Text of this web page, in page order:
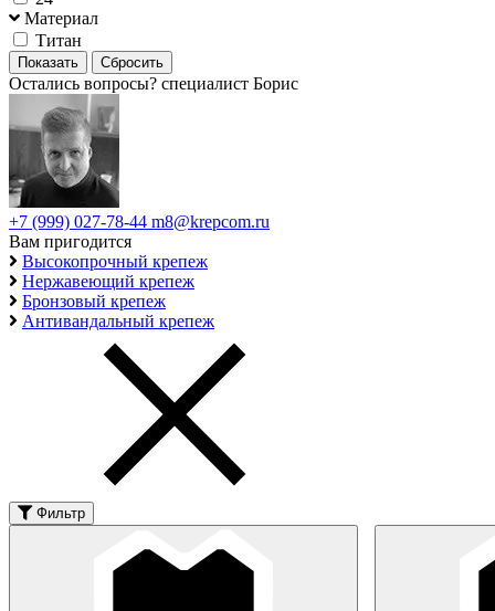
Материал
Титан
Остались вопросы? специалист Борис
+7 (999) 027-78-44 m8@krepcom.ru
Вам пригодится
Высокопрочный крепеж
Нержавеющий крепеж
Бронзовый крепеж
Антивандальный крепеж
Фильтр